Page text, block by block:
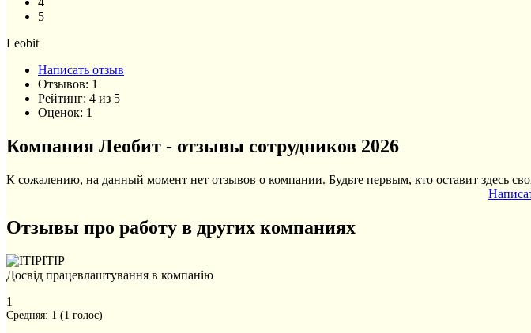
5
Leobit
Написать отзыв
Отзывов: 1
Рейтинг: 4 из 5
Оценок: 1
Компания Леобит - отзывы сотрудников 2026
К сожалению, на данный момент нет отзывов о компании. Будьте первым, кто оставит здесь
Отзывы про работу в других компаниях
ITIP
Досвід працевлаштування в компанію
1
Средняя: 1 (1 голос)